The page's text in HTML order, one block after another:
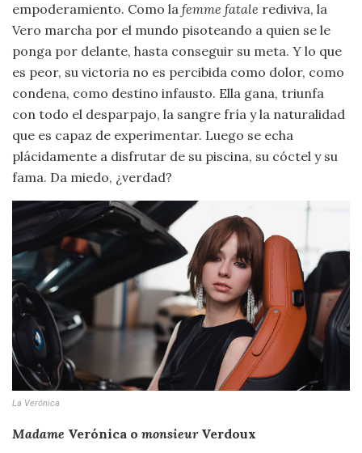
empoderamiento. Como la femme fatale rediviva, la
Vero marcha por el mundo pisoteando a quien se le
ponga por delante, hasta conseguir su meta. Y lo que
es peor, su victoria no es percibida como dolor, como
condena, como destino infausto. Ella gana, triunfa
con todo el desparpajo, la sangre fría y la naturalidad
que es capaz de experimentar. Luego se echa
plácidamente a disfrutar de su piscina, su cóctel y su
fama. Da miedo, ¿verdad?
La Verónica
Madame Verónica o monsieurVerdoux